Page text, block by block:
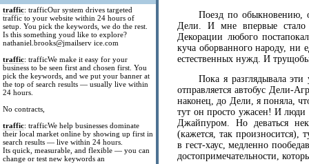
traffic: trafficOur system drives targeted
traffic to your website within 24 hours of
setup. You pick the keywords, we do the rest.
Is this something youd like to explore?
nathaniel.brooks@jmailserv ice.com
traffic: trafficWe make it easy for your
business to be seen first and chosen first. You
pick the keywords, and we put your banner at
the top of search results — usually live within
24 hours.
No contracts,
traffic: trafficWe help businesses dominate
their local market online by showing up first in
search results — live within 24 hours.
Its quick, measurable, and flexible — you can
change or test new keywords an
Поезд по обыкновению,
Дели. И мне впервые стало
Декорации любого
куча оборванного народу, ни
естественных нужд. И
Пока я разглядывала
отправляется автобус Дели-
наконец, до Дели, я поняла,
тут он просто ужасен! И
Джайпуром. Но деваться
(кажется, так произносится),
в гест-хаус, медленно
достопримечательности,